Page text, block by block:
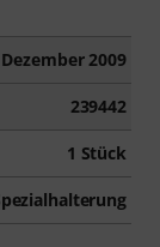
Dezember 2009
239442
1 Stück